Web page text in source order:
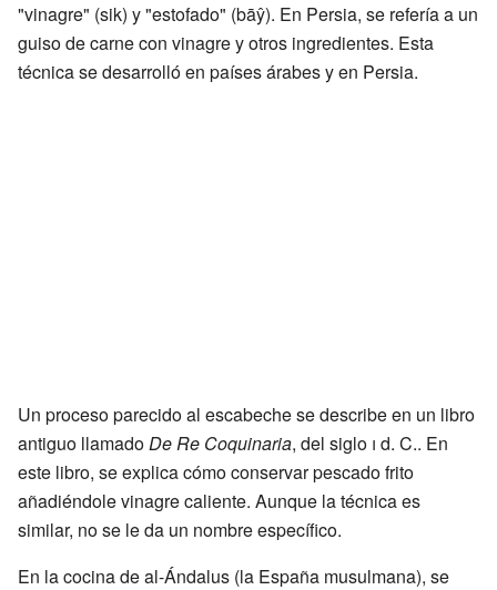
"vinagre" (sik) y "estofado" (bāŷ). En Persia, se refería a un
guiso de carne con vinagre y otros ingredientes. Esta
técnica se desarrolló en países árabes y en Persia.
Un proceso parecido al escabeche se describe en un libro
antiguo llamadoDe Re Coquinaria, del siglo i d. C.. En
este libro, se explica cómo conservar pescado frito
añadiéndole vinagre caliente. Aunque la técnica es
similar, no se le da un nombre específico.
En la cocina de al-Ándalus (la España musulmana), se